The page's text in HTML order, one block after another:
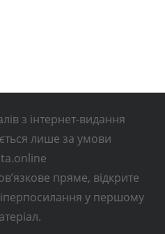
з інтернет-видання
лише за умови
пряме, відкрите
у першому